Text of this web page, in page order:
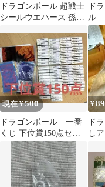
ドラゴンボール 超戦士
シールウエハース 孫悟
ド
ル
現在 ¥500
ドラゴンボール 一番
くじ 下位賞150点セッ
トG賞 H賞 I賞 J賞
¥
ド
し